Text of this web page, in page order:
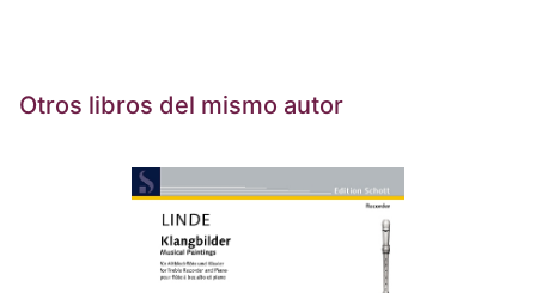
Otros libros del mismo autor